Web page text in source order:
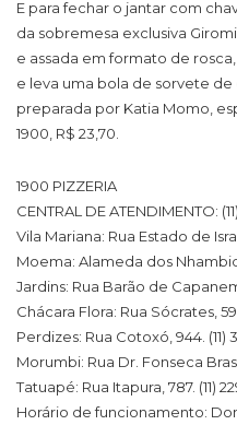
E para fechar o jantar com
da sobremesa exclusiva
e assada em formato de
e leva uma bola de sorvete
preparada por Katia Momo,
1900, R$ 23,70.
1900 PIZZERIA
CENTRAL DE ATENDIMENTO:
Vila Mariana: Rua Estado de
Moema: Alameda dos
Jardins: Rua Barão de
Chácara Flora: Rua Sócrates,
Perdizes: Rua Cotoxó, 944. (11)
Morumbi: Rua Dr. Fonseca
Tatuapé: Rua Itapura, 787. (11)
Horário de funcionamento: